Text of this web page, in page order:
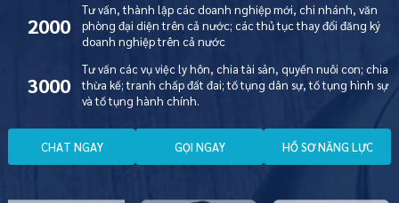
2000
Tư vấn, thành lập các doanh nghiệp mới, chi nhánh, văn
phòng đại diện trên cả nước; các thủ tục thay đổi đăng ký
doanh nghiệp trên cả nước
3000
Tư vấn các vụ việc ly hôn, chia tài sản, quyền nuôi con; chia
thừa kế; tranh chấp đất đai; tố tụng dân sự, tố tụng hình sự
và tố tụng hành chính.
CHAT NGAY GỌI NGAY HỒ SƠ NĂNG LỰC